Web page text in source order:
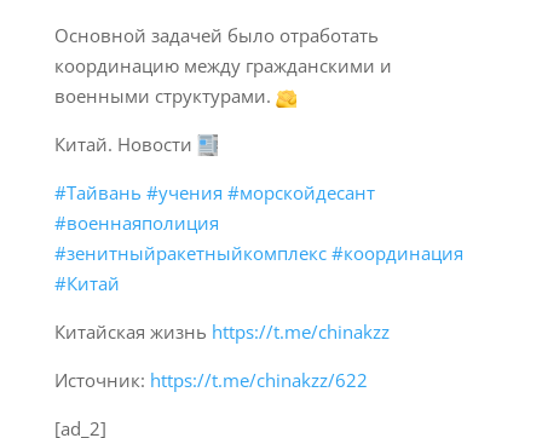
Основной задачей было отработать
координацию между гражданскими и
военными структурами.
Китай. Новости
#Тайвань #учения #морскойдесант
#военнаяполиция
#зенитныйракетныйкомплекс #координация
#Китай
Китайская жизнь https://t.me/chinakzz
Источник: https://t.me/chinakzz/622
[ad_2]